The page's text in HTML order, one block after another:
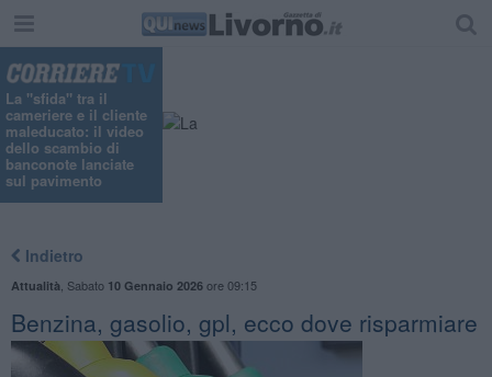
La "sfida" tra il
cameriere e il cliente
maleducato: il video
dello scambio di
banconote lanciate
sul pavimento
Indietro
Attualità Sabato 10 Gennaio 2026ore 09:15
Benzina, gasolio, gpl, ecco dove risparmiare